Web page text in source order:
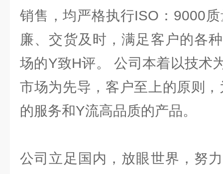
销售，均严格执行ISO：9000
廉、交货及时，满足客户的各
场的Y致H评。 公司本着以技术
市场为先导，客户至上的原则
的服务和Y流高品质的产品。
公司立足国内，放眼世界，努